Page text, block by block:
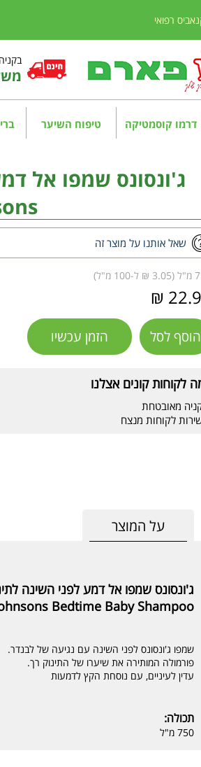
רפואי
בקניה
דרמו קוסמטיקה טיפוח השיער
ג'ונסונס שמפו אל
שאל אותנו על מוצר זה
מ"ל)
הוסף לסל הזמן עכשיו
לקוחות קונים אצלנו
מאובטחת
לקוחות מנצח
על המוצר
ג'ונסונס שמפו אל דמע לפני השינה
Bedtime Baby Shampoo
שמפו ג'ונסונס לפני השינה עם נגיעה של לבנדר.
פורמולה המותירה את שיערו של התינוק רך.
עדין לעיניים, עם נוסחת הקץ לדמעות
תכולה:
750 מ"ל